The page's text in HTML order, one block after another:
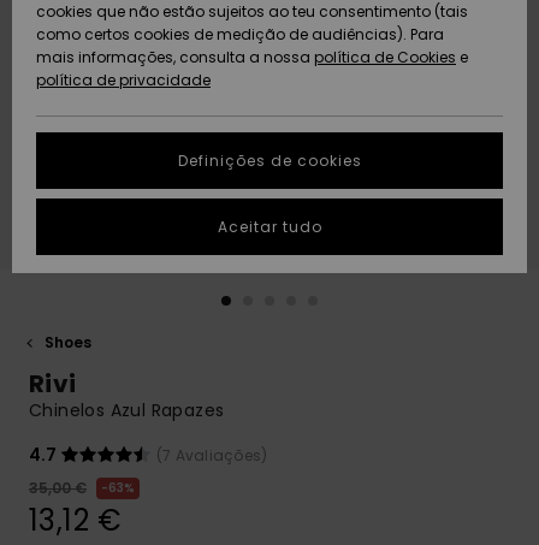
Artigos
recém-
chegados
Coleções
Artigos
recém-
chegados
Highlights
Community
AJUDA
Protecção de
dados
Guia de
tamanhos
conversa para
obteres a
resposta mais
rápida à tua
respostas
para as
SUSTAINABILITY
PRESENTE
DESEJO
Shoes
Rivi
Chinelos Azul Rapazes
4.7
(7 Avaliações)
35,00 €
63%
13,12 €
cookies que não estão sujeitos ao teu consentimento (tais
como certos cookies de medição de audiências). Para
mais informações, consulta a nossa política de Cookies e
política de privacidade
Definições de cookies
Aceitar tudo